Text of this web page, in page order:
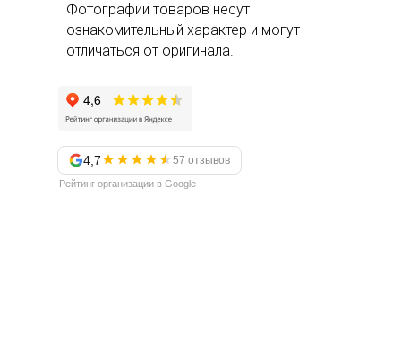
Фотографии товаров несут
ознакомительный характер и могут
отличаться от оригинала.
4,7 57 отзывов
Рейтинг организации в Google